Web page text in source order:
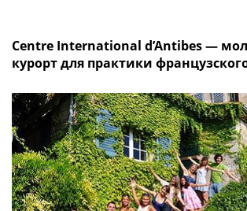
Centre International d’Antibes —
курорт для практики